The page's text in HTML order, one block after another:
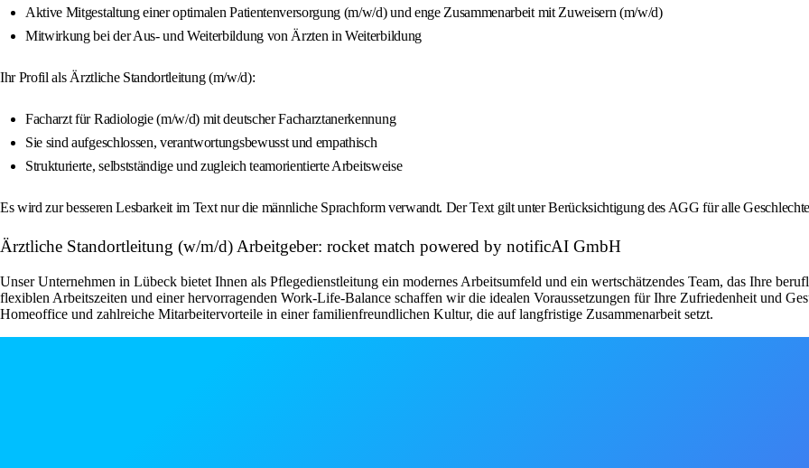
Aktive Mitgestaltung einer optimalen Patientenversorgung (m/w/d) und enge Zusammenarbeit mit Zuweisern (m/w/d)
Mitwirkung bei der Aus- und Weiterbildung von Ärzten in Weiterbildung
Ihr Profil als Ärztliche Standortleitung (m/w/d):
Facharzt für Radiologie (m/w/d) mit deutscher Facharztanerkennung
Sie sind aufgeschlossen, verantwortungsbewusst und empathisch
Strukturierte, selbstständige und zugleich teamorientierte Arbeitsweise
Es wird zur besseren Lesbarkeit im Text nur die männliche Sprachform verwandt. Der Text gilt unter Berücksichtigung des AGG für alle
Ärztliche Standortleitung (w/m/d) Arbeitgeber: rocket match powered by notificAI GmbH
Unser Unternehmen in Lübeck bietet Ihnen als Pflegedienstleitung ein modernes Arbeitsumfeld und ein wertschätzendes Team, das Ihre
flexiblen Arbeitszeiten und einer hervorragenden Work-Life-Balance schaffen wir die idealen Voraussetzungen für Ihre Zufriedenheit und
Homeoffice und zahlreiche Mitarbeitervorteile in einer familienfreundlichen Kultur, die auf langfristige Zusammenarbeit setzt.